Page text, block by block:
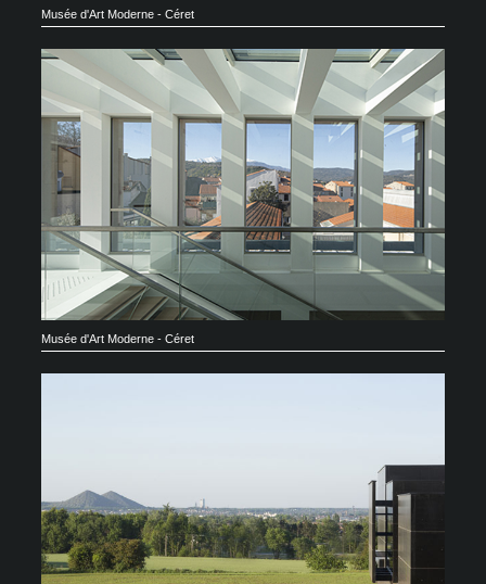
Musée d'Art Moderne - Céret
Musée d'Art Moderne - Céret